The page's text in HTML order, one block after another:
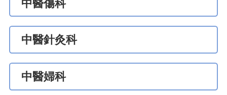
中醫傷科
中醫針灸科
中醫婦科